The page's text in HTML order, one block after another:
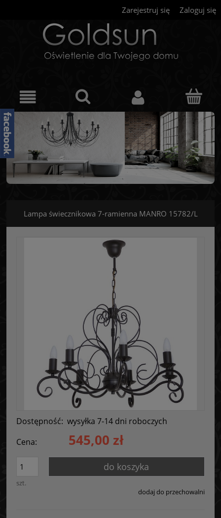
Zarejestruj się Zaloguj się
Lampa świecznikowa 7-ramienna MANRO 15782/L
Dostępność: wysyłka 7-14 dni roboczych
Cena:
545,00 zł
szt.
do koszyka
dodaj do przechowalni